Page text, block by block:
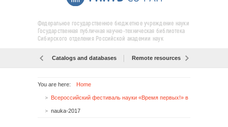
Федеральное государственное бюджетное учреждение науки
Государственная публичная научно-техническая библиотека
Сибирского отделения Российской академии наук
Catalogs and databases Remote resources
You are here: Home
nauka-2017